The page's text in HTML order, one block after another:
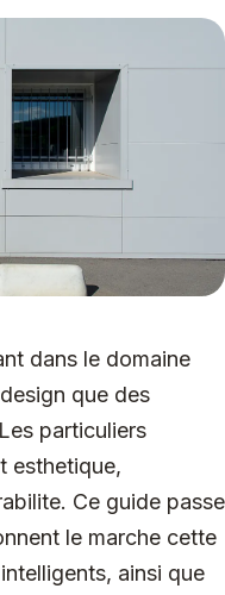
dans le domaine
que des
particuliers
esthetique,
Ce guide passe
le marche cette
ainsi que